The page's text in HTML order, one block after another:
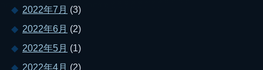
2022年7月 (3)
2022年6月 (2)
2022年5月 (1)
2022年4月 (2)